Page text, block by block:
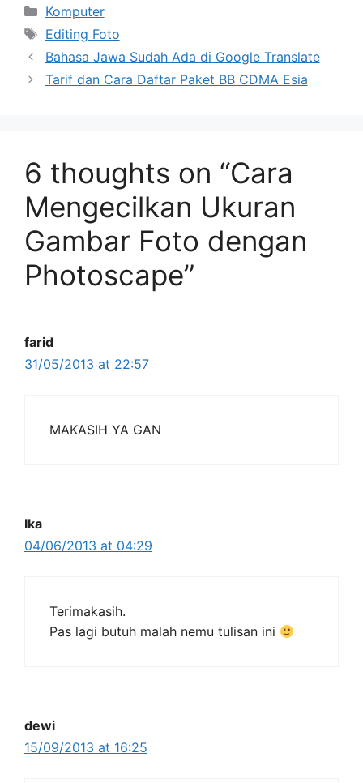
Categories
Komputer
Tags
Editing Foto
Bahasa Jawa Sudah Ada di Google Translate
Tarif dan Cara Daftar Paket BB CDMA Esia
6 thoughts on “Cara
Mengecilkan Ukuran
Gambar Foto dengan
Photoscape”
farid
31/05/2013 at 22:57
MAKASIH YA GAN
Ika
04/06/2013 at 04:29
Terimakasih.
Pas lagi butuh malah nemu tulisan ini
dewi
15/09/2013 at 16:25